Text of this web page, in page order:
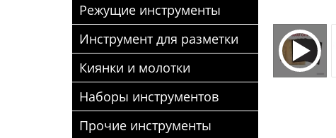
Режущие инструменты
Инструмент для разметки
Киянки и молотки
Наборы инструментов
Прочие инструменты